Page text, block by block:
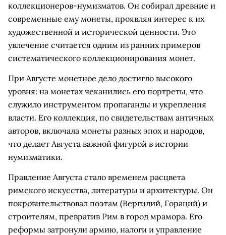
коллекционеров-нумизматов. Он собирал древние и
современные ему монеты, проявляя интерес к их
художественной и исторической ценности. Это
увлечение считается одним из ранних примеров
систематического коллекционирования монет.
При Августе монетное дело достигло высокого
уровня: на монетах чеканились его портреты, что
служило инструментом пропаганды и укрепления
власти. Его коллекция, по свидетельствам античных
авторов, включала монеты разных эпох и народов,
что делает Августа важной фигурой в истории
нумизматики.
Правление Августа стало временем расцвета
римского искусства, литературы и архитектуры. Он
покровительствовал поэтам (Вергилий, Гораций) и
строителям, превратив Рим в город мрамора. Его
реформы затронули армию, налоги и управление